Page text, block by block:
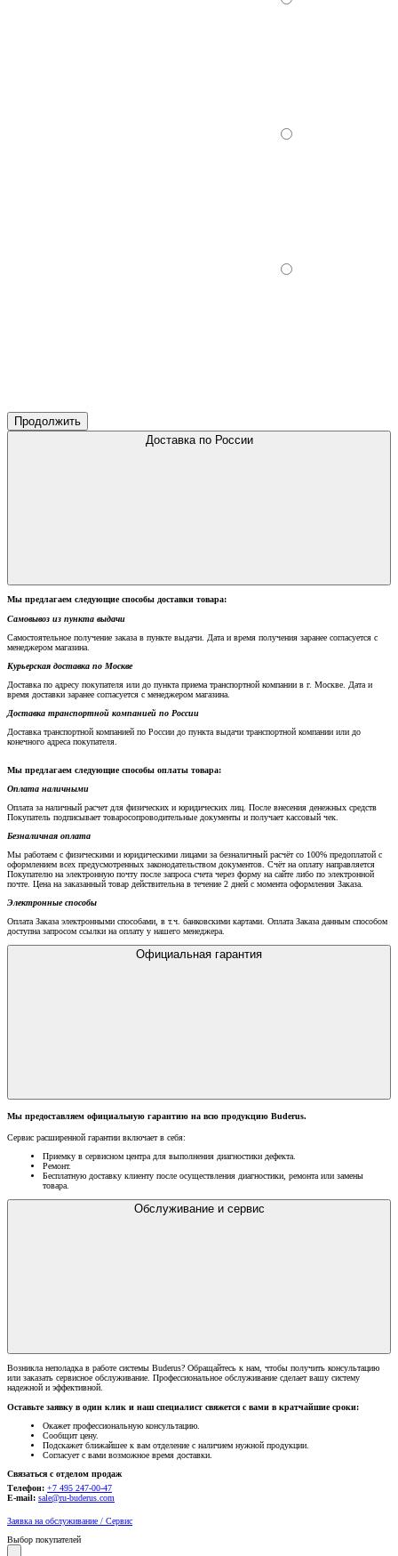
Продолжить
Доставка по России
Мы предлагаем следующие способы доставки товара:
Самовывоз из пункта выдачи
Самостоятельное получение заказа в пункте выдачи. Дата и время получения заранее согласуется с
менеджером магазина.
Курьерская доставка по Москве
Доставка по адресу покупателя или до пункта приема транспортной компании в г. Москве. Дата и
время доставки заранее согласуется с менеджером магазина.
Доставка транспортной компанией по России
Доставка транспортной компанией по России до пункта выдачи транспортной компании или до
конечного адреса покупателя.
Мы предлагаем следующие способы оплаты товара:
Оплата наличными
Оплата за наличный расчет для физических и юридических лиц. После внесения денежных средств
Покупатель подписывает товаросопроводительные документы и получает кассовый чек.
Безналичная оплата
Мы работаем с физическими и юридическими лицами за безналичный расчёт со 100% предоплатой с
оформлением всех предусмотренных законодательством документов. Счёт на оплату направляется
Покупателю на электронную почту после запроса счета через форму на сайте либо по электронной
почте. Цена на заказанный товар действительна в течение 2 дней с момента оформления Заказа.
Электронные способы
Оплата Заказа электронными способами, в т.ч. банковскими картами. Оплата Заказа данным способом
доступна запросом ссылки на оплату у нашего менеджера.
Официальная гарантия
Мы предоставляем официальную гарантию на всю продукцию Buderus.
Сервис расширенной гарантии включает в себя:
Приемку в сервисном центра для выполнения диагностики дефекта.
Ремонт.
Бесплатную доставку клиенту после осуществления диагностики, ремонта или замены
товара.
Обслуживание и сервис
Возникла неполадка в работе системы Buderus? Обращайтесь к нам, чтобы получить консультацию
или заказать сервисное обслуживание. Профессиональное обслуживание сделает вашу систему
надежной и эффективной.
Оставьте заявку в один клик и наш специалист свяжется с вами в кратчайшие сроки:
Окажет профессиональную консультацию.
Сообщит цену.
Подскажет ближайшее к вам отделение с наличием нужной продукции.
Согласует с вами возможное время доставки.
Связаться с отделом продаж
Телефон: +7 495 247-00-47
E-mail: sale@ru-buderus.com
Заявка на обслуживание / Сервис
Выбор покупателей